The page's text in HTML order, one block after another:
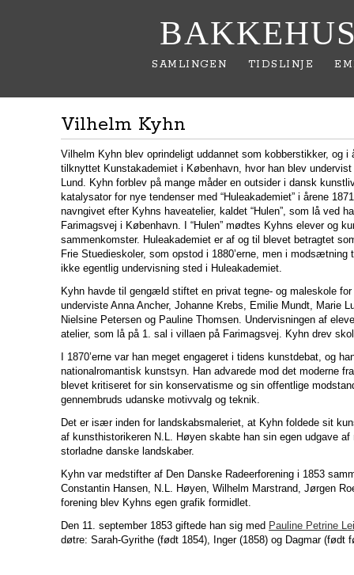
SAMLINGEN TIDSLINJE
Vilhelm Kyhn
Vilhelm Kyhn blev oprindeligt uddannet som kobberstikker, og i
tilknyttet Kunstakademiet i København, hvor han blev
Lund. Kyhn forblev på mange måder en outsider i dansk
katalysator for nye tendenser med “Huleakademiet” i årene
navngivet efter Kyhns haveatelier, kaldet “Hulen”, som lå ved
Farimagsvej i København. I “Hulen” mødtes Kyhns elever og
sammenkomster. Huleakademiet er af og til blevet betragtet
Frie Stuedieskoler, som opstod i 1880’erne, men i modsætning
ikke egentlig undervisning sted i Huleakademiet.
Kyhn havde til gengæld stiftet en privat tegne- og maleskole
underviste Anna Ancher, Johanne Krebs, Emilie Mundt, Marie
Nielsine Petersen og Pauline Thomsen. Undervisningen af
atelier, som lå på 1. sal i villaen på Farimagsvej. Kyhn drev
I 1870’erne var han meget engageret i tidens kunstdebat, og
nationalromantisk kunstsyn. Han advarede mod det moderne
blevet kritiseret for sin konservatisme og sin offentlige
gennembruds udanske motivvalg og teknik.
Det er især inden for landskabsmaleriet, at Kyhn foldede sit
af kunsthistorikeren N.L. Høyen skabte han sin egen udgave af
storladne danske landskaber.
Kyhn var medstifter af Den Danske Radeerforening i 1853
Constantin Hansen, N.L. Høyen, Wilhelm Marstrand, Jørgen
forening blev Kyhns egen grafik formidlet.
Den 11. september 1853 giftede han sig med Pauline Petrine
døtre: Sarah-Gyrithe (født 1854), Inger (1858) og Dagmar (født